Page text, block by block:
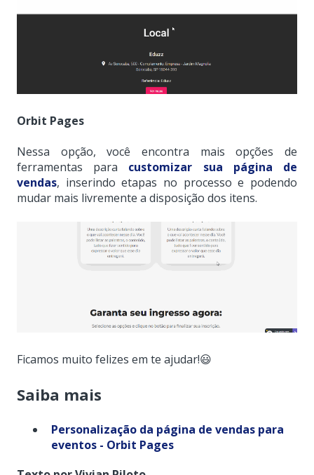
Orbit Pages
Nessa opção, você encontra mais opções de
ferramentas para customizar sua página de
vendas, inserindo etapas no processo e podendo
mudar mais livremente a disposição dos itens.
Ficamos muito felizes em te ajudar!😃
Saiba mais
Personalização da página de vendas para
eventos - Orbit Pages